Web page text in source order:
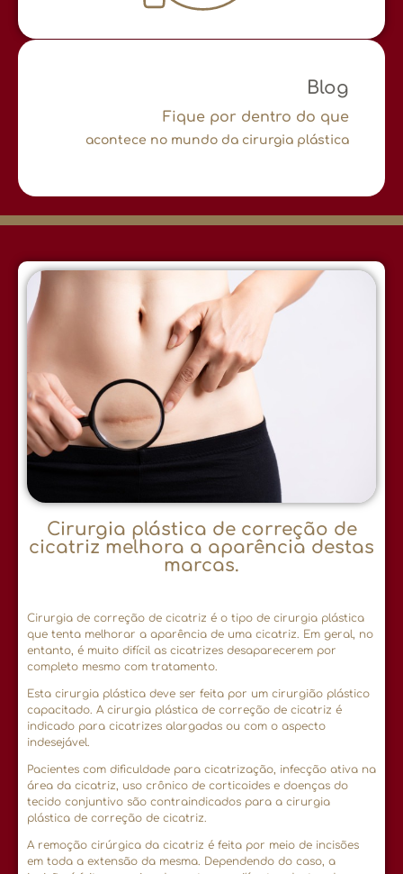
Blog
Fique por dentro do que
acontece no mundo da cirurgia plástica
Cirurgia plástica de correção de
cicatriz melhora a aparência destas
marcas.
Cirurgia de correção de cicatriz é o tipo de cirurgia plástica
que tenta melhorar a aparência de uma cicatriz. Em geral, no
entanto, é muito difícil as cicatrizes desaparecerem por
completo mesmo com tratamento.
Esta cirurgia plástica deve ser feita por um cirurgião plástico
capacitado. A cirurgia plástica de correção de cicatriz é
indicado para cicatrizes alargadas ou com o aspecto
indesejável.
Pacientes com dificuldade para cicatrização, infecção ativa na
área da cicatriz, uso crônico de corticoides e doenças do
tecido conjuntivo são contraindicados para a cirurgia
plástica de correção de cicatriz.
A remoção cirúrgica da cicatriz é feita por meio de incisões
em toda a extensão da mesma. Dependendo do caso, a